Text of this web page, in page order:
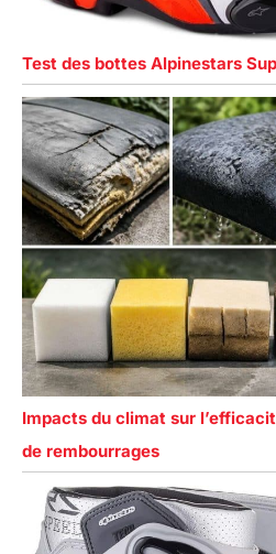
Test des bottes Alpinestars
Impacts du climat sur
de rembourrages